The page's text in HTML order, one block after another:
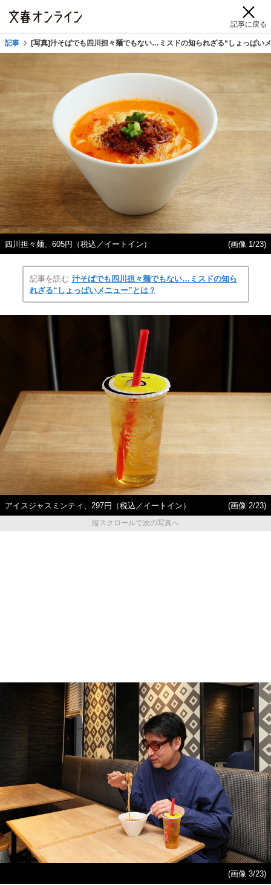
記事に戻る
記事 [写真]汁そばでも四川担々麺でもない…ミスドの知られざる“しょっぱい
四川担々麺、605円（税込／イートイン） (画像 1/23)
記事を読む 汁そばでも四川担々麺でもない…ミスドの知ら
れざる“しょっぱいメニュー”とは？
アイスジャスミンティ、297円（税込／イートイン）
(画像 2/23)
縦スクロールで次の写真へ
(画像 3/23)